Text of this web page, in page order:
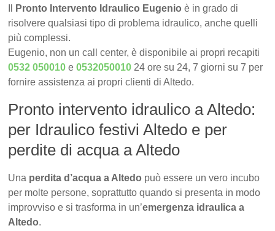
Pronto Intervento Idraulico Eugenio è in grado di
risolvere qualsiasi tipo di problema idraulico, anche quelli
più complessi.
Eugenio, non un call center, è disponibile ai propri recapiti
0532 050010 e0532050010 24 ore su 24, 7 giorni su 7 per
fornire assistenza ai propri clienti di Altedo.
Pronto intervento idraulico a Altedo:
per Idraulico festivi Altedo e per
perdite di acqua a Altedo
Una perdita d’acqua a Altedo può essere un vero incubo
per molte persone, soprattutto quando si presenta in modo
improvviso e si trasforma in un’emergenza idraulica a
Altedo.